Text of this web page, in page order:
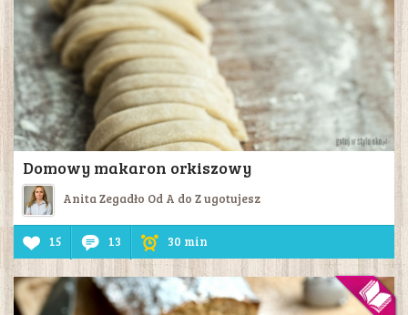
Domowy makaron orkiszowy
Anita Zegadło Od A do Z ugotujesz
15 13 30 min